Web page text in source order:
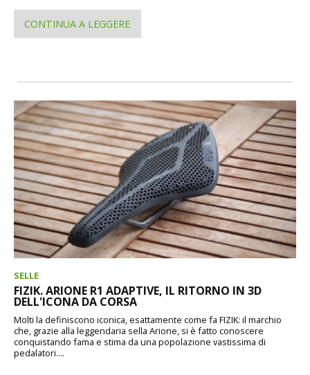
CONTINUA A LEGGERE
SELLE
FIZIK. ARIONE R1 ADAPTIVE, IL RITORNO IN 3D
DELL'ICONA DA CORSA
Molti la definiscono iconica, esattamente come fa FIZIK: il marchio
che, grazie alla leggendaria sella Arione, si è fatto conoscere
conquistando fama e stima da una popolazione vastissima di
pedalatori....